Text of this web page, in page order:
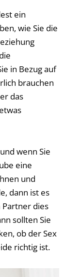
ein
wie Sie die
in Bezug auf
brauchen
das
wenn Sie
eine
und
dann ist es
Partner dies
sollten Sie
ob der Sex
richtig ist.